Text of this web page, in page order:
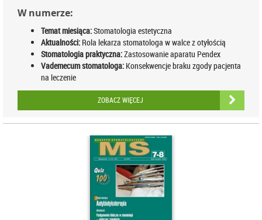
W numerze:
Temat miesiąca:Stomatologia estetyczna
Aktualności: Rola lekarza stomatologa w walce z otyłością
Stomatologia praktyczna:Zastosowanie aparatu Pendex
Vademecum stomatologa: Konsekwencje braku zgody pacjenta
na leczenie
ZOBACZ WIĘCEJ